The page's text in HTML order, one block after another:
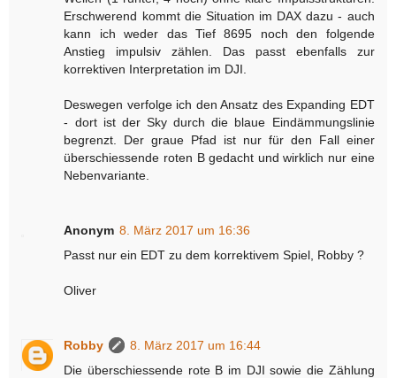
Erschwerend kommt die Situation im DAX dazu - auch
kann ich weder das Tief 8695 noch den folgende
Anstieg impulsiv zählen. Das passt ebenfalls zur
korrektiven Interpretation im DJI.
Deswegen verfolge ich den Ansatz des Expanding EDT
- dort ist der Sky durch die blaue Eindämmungslinie
begrenzt. Der graue Pfad ist nur für den Fall einer
überschiessende roten B gedacht und wirklich nur eine
Nebenvariante.
Anonym 8. März 2017 um 16:36
Passt nur ein EDT zu dem korrektivem Spiel, Robby ?
Oliver
Robby
8. März 2017 um 16:44
Die überschiessende rote B im DJI sowie die Zählung